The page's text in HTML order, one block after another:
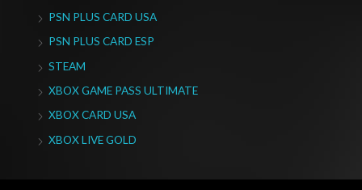
PSN PLUS CARD USA
PSN PLUS CARD ESP
STEAM
XBOX GAME PASS ULTIMATE
XBOX CARD USA
XBOX LIVE GOLD